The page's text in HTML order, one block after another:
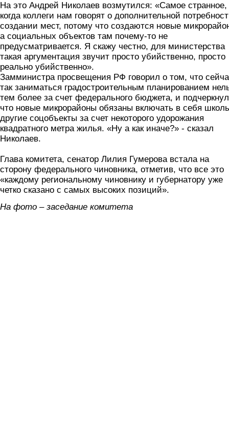
На это Андрей Николаев возмутился: «Самое странное,
когда коллеги нам говорят о дополнительной
создании мест, потому что создаются новые
а социальных объектов там почему-то не
предусматривается. Я скажу честно, для министерства
такая аргументация звучит просто убийственно, просто
реально убийственно».
Замминистра просвещения РФ говорил о том, что
так заниматься градостроительным планированием
тем более за счет федерального бюджета, и
что новые микрорайоны обязаны включать в себя
другие соцобъекты за счет некоторого удорожания
квадратного метра жилья. «Ну а как иначе?» - сказал
Николаев.
Глава комитета, сенатор Лилия Гумерова встала на
сторону федерального чиновника, отметив, что все это
«каждому региональному чиновнику и губернатору уже
четко сказано с самых высоких позиций».
На фото – заседание комитета